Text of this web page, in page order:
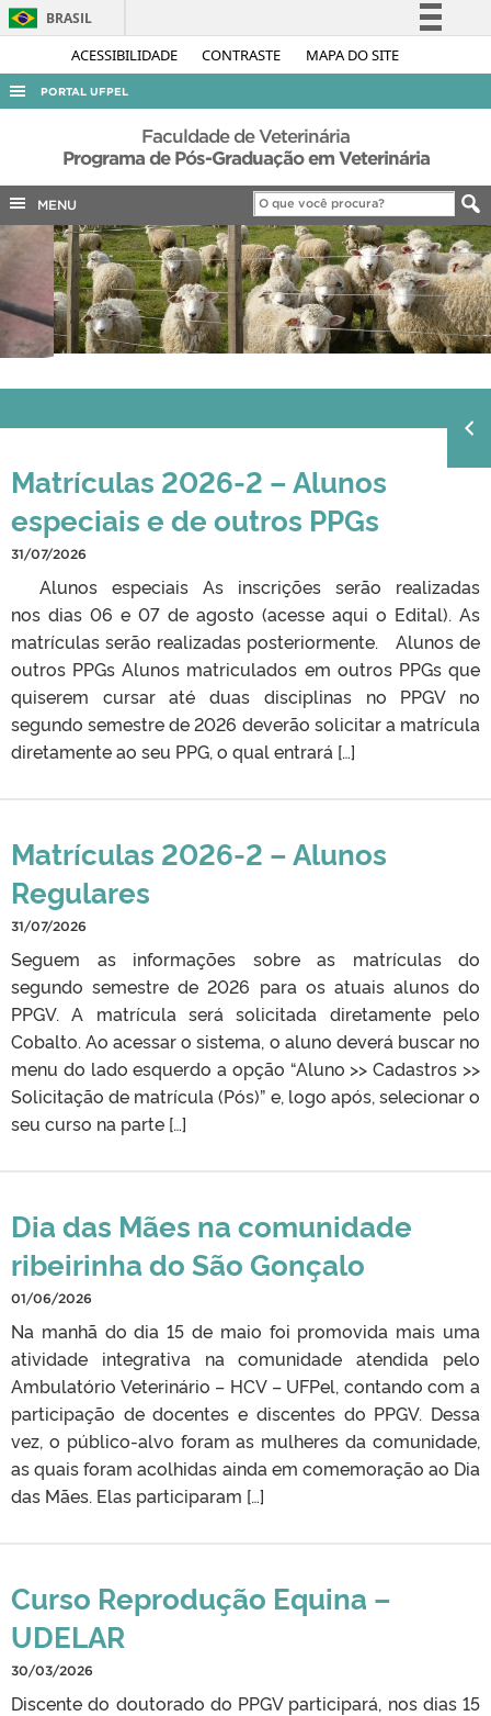
ACESSIBILIDADE CONTRASTE MAPA DO SITE
BRASIL
Simplifique!
Acesso à informação
Legislação
Canais
PORTAL UFPEL
ACESSO À INFORMAÇÃO
AUDITORIA
COBALTO
CONCURSOS
EDITAIS
INTERNACIONAL
OUVIDORIA
PORTARIAS
TELEFONES
Faculdade de Veterinária
Programa de Pós-Graduação em Veterinária
MENU
Matrículas 2026-2 – Alunos
especiais e de outros PPGs
31/07/2026
Alunos especiais As inscrições serão realizadas
nos dias 06 e 07 de agosto (acesse aqui o Edital). As
matrículas serão realizadas posteriormente. Alunos de
outros PPGs Alunos matriculados em outros PPGs que
quiserem cursar até duas disciplinas no PPGV no
segundo semestre de 2026 deverão solicitar a matrícula
diretamente ao seu PPG, o qual entrará […]
Matrículas 2026-2 – Alunos
Regulares
31/07/2026
Seguem as informações sobre as matrículas do
segundo semestre de 2026 para os atuais alunos do
PPGV. A matrícula será solicitada diretamente pelo
Cobalto. Ao acessar o sistema, o aluno deverá buscar no
menu do lado esquerdo a opção “Aluno >> Cadastros >>
Solicitação de matrícula (Pós)” e, logo após, selecionar o
seu curso na parte […]
Dia das Mães na comunidade
ribeirinha do São Gonçalo
01/06/2026
Na manhã do dia 15 de maio foi promovida mais uma
atividade integrativa na comunidade atendida pelo
Ambulatório Veterinário – HCV – UFPel, contando com a
participação de docentes e discentes do PPGV. Dessa
vez, o público-alvo foram as mulheres da comunidade,
as quais foram acolhidas ainda em comemoração ao Dia
das Mães. Elas participaram […]
Curso Reprodução Equina –
UDELAR
30/03/2026
Discente do doutorado do PPGV participará, nos dias 15